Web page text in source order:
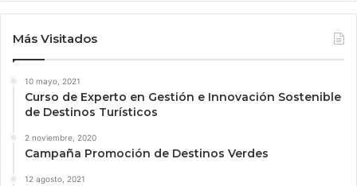
Más Visitados
10 mayo, 2021
Curso de Experto en Gestión e Innovación Sostenible
de Destinos Turísticos
2 noviembre, 2020
Campaña Promoción de Destinos Verdes
12 agosto, 2021